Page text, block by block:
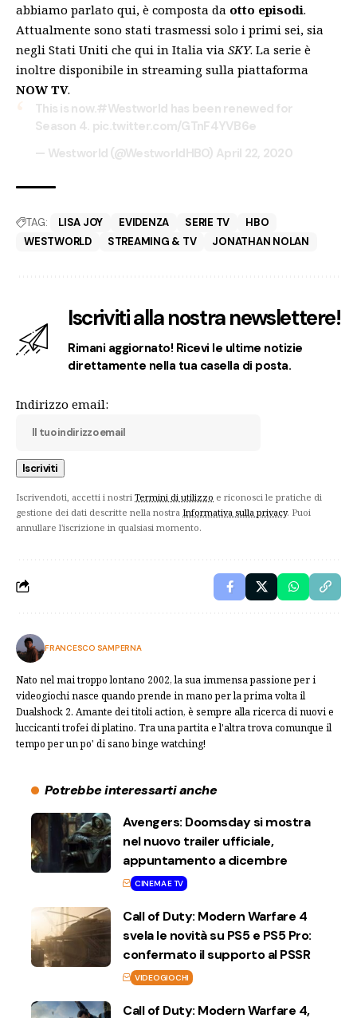
abbiamo parlato qui, è composta da otto episodi.
Attualmente sono stati trasmessi solo i primi sei, sia
negli Stati Uniti che qui in Italia via SKY. La serie è
inoltre disponibile in streaming sulla piattaforma
NOW TV.
This is now. #Westworld has been renewed for
Season 4. pic.twitter.com/GTnF4YVB6e
— Westworld (@WestworldHBO) April 22, 2020
TAG: LISA JOY EVIDENZA SERIE TV
HBO
WESTWORLD
STREAMING & TV JONATHAN NOLAN
Iscriviti alla nostra newslettere!
Rimani aggiornato! Ricevi le ultime notizie
direttamente nella tua casella di posta.
Indirizzo email:
Iscrivendoti, accetti i nostri Termini di utilizzo e riconosci le pratiche di
gestione dei dati descritte nella nostra Informativa sulla privacy. Puoi
annullare l'iscrizione in qualsiasi momento.
FRANCESCO SAMPERNA
Nato nel mai troppo lontano 2002, la sua immensa passione per i
videogiochi nasce quando prende in mano per la prima volta il
Dualshock 2. Amante dei titoli action, è sempre alla ricerca di nuovi e
luccicanti trofei di platino. Tra una partita e l'altra trova comunque il
tempo per un po' di sano binge watching!
Potrebbe interessarti anche
Avengers: Doomsday si mostra
nel nuovo trailer ufficiale,
appuntamento a dicembre
CINEMA E TV
Call of Duty: Modern Warfare 4
svela le novità su PS5 e PS5 Pro:
confermato il supporto al PSSR
VIDEOGIOCHI
Call of Duty: Modern Warfare 4,